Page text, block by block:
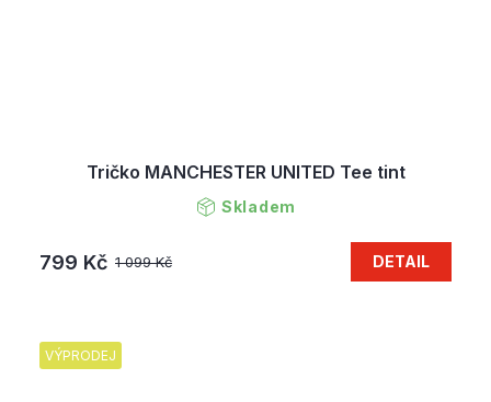
Tričko MANCHESTER UNITED Tee tint
Skladem
1 099 Kč
799 Kč DETAIL
VÝPRODEJ